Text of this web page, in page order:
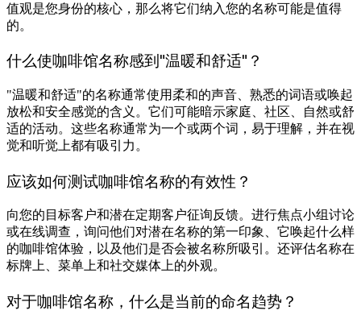
值观是您身份的核心，那么将它们纳入您的名称可能是值得
的。
什么使咖啡馆名称感到"温暖和舒适"？
"温暖和舒适"的名称通常使用柔和的声音、熟悉的词语或唤起
放松和安全感觉的含义。它们可能暗示家庭、社区、自然或舒
适的活动。这些名称通常为一个或两个词，易于理解，并在视
觉和听觉上都有吸引力。
应该如何测试咖啡馆名称的有效性？
向您的目标客户和潜在定期客户征询反馈。进行焦点小组讨论
或在线调查，询问他们对潜在名称的第一印象、它唤起什么样
的咖啡馆体验，以及他们是否会被名称所吸引。还评估名称在
标牌上、菜单上和社交媒体上的外观。
对于咖啡馆名称，什么是当前的命名趋势？